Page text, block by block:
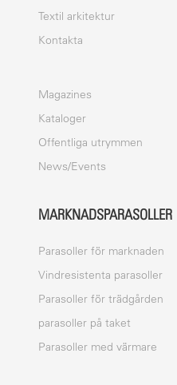
Textil arkitektur
Kontakta
Magazines
Kataloger
Offentliga utrymmen
News/Events
MARKNADSPARASOLLER
Parasoller för marknaden
Vindresistenta parasoller
Parasoller för trädgården
parasoller på taket
Parasoller med värmare